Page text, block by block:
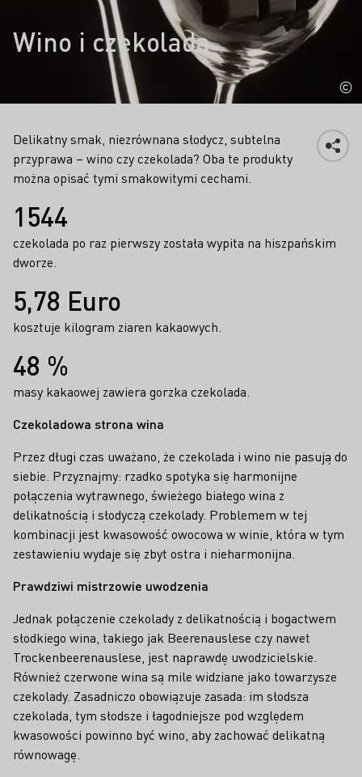
Wino i czekolada
Delikatny smak, niezrównana słodycz, subtelna
przyprawa – wino czy czekolada? Oba te produkty
można opisać tymi smakowitymi cechami.
Fakty
1544
czekolada po raz pierwszy została wypita na hiszpańskim
dworze.
5,78 Euro
kosztuje kilogram ziaren kakaowych.
48 %
masy kakaowej zawiera gorzka czekolada.
Czekoladowa strona wina
Przez długi czas uważano, że czekolada i wino nie pasują do
siebie. Przyznajmy: rzadko spotyka się harmonijne
połączenia wytrawnego, świeżego białego wina z
delikatnością i słodyczą czekolady. Problemem w tej
kombinacji jest kwasowość owocowa w winie, która w tym
zestawieniu wydaje się zbyt ostra i nieharmonijna.
Prawdziwi mistrzowie uwodzenia
Jednak połączenie czekolady z delikatnością i bogactwem
słodkiego wina, takiego jak Beerenauslese czy nawet
Trockenbeerenauslese, jest naprawdę uwodzicielskie.
Również czerwone wina są mile widziane jako towarzysze
czekolady. Zasadniczo obowiązuje zasada: im słodsza
czekolada, tym słodsze i łagodniejsze pod względem
kwasowości powinno być wino, aby zachować delikatną
równowagę.